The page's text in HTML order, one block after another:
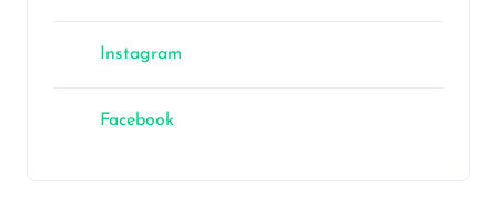
Instagram
Facebook